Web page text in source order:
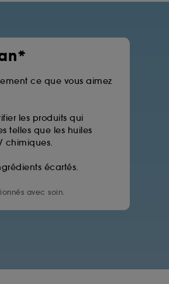
ce que vous aimez
les produits qui
telles que les huiles
chimiques.
écartés.
avec soin.